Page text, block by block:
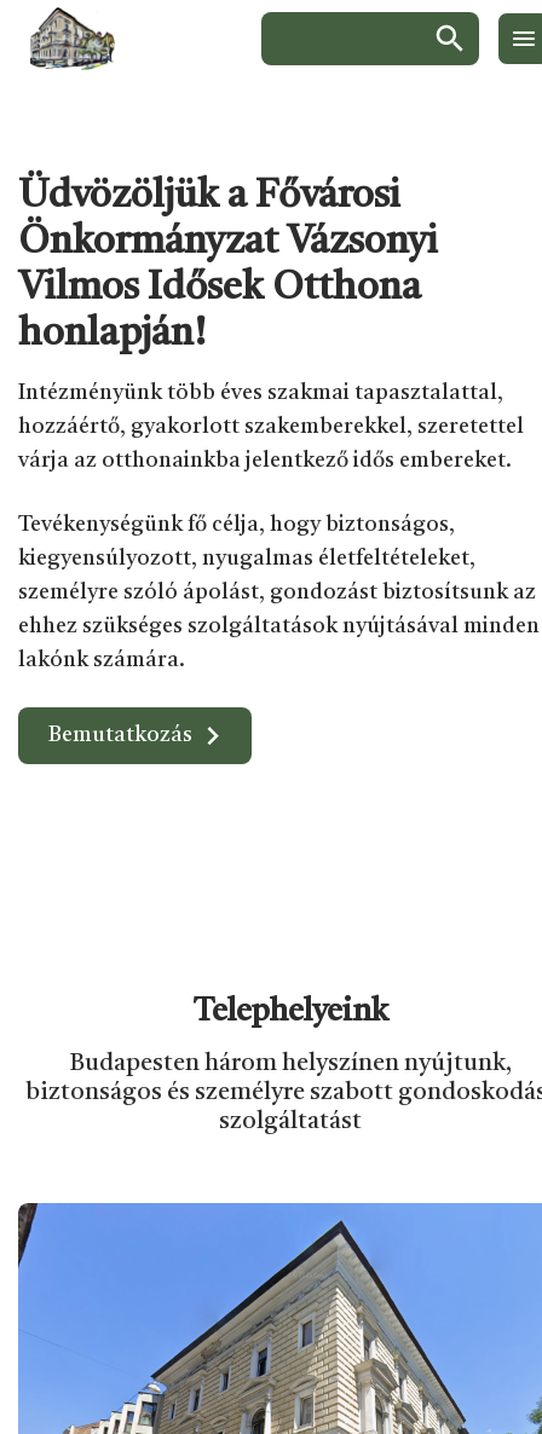
Keresés:
Üdvözöljük a Fővárosi
Önkormányzat Vázsonyi
Vilmos Idősek Otthona
honlapján!
Intézményünk több éves szakmai tapasztalattal,
hozzáértő, gyakorlott szakemberekkel, szeretettel
várja az otthonainkba jelentkező idős embereket.
Tevékenységünk fő célja, hogy biztonságos,
kiegyensúlyozott, nyugalmas életfeltételeket,
személyre szóló ápolást, gondozást biztosítsunk az
ehhez szükséges szolgáltatások nyújtásával minden
lakónk számára.
Bemutatkozás
Telephelyeink
Budapesten három helyszínen nyújtunk,
biztonságos és személyre szabott
szolgáltatást